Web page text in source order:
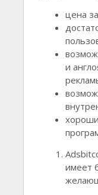
цена
и
имеет